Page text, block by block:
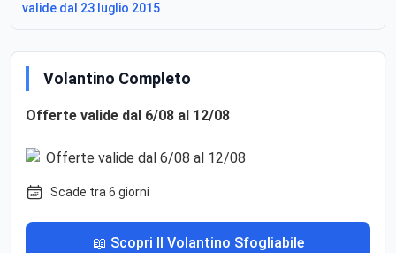
valide dal 23 luglio 2015
Volantino Completo
Offerte valide dal 6/08 al 12/08
Scade tra 6 giorni
📖 Scopri Il Volantino Sfogliabile